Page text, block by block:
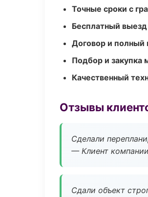
Точные сроки с
Бесплатный
Договор и полный
Подбор и закупка
Качественный
Отзывы
Сделали
— Клиент компании
Сдали объект